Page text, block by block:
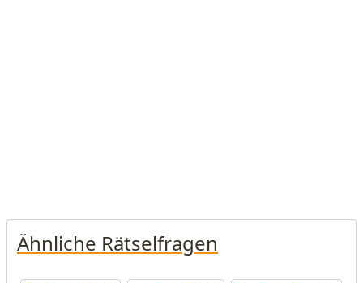
Ähnliche Rätselfragen